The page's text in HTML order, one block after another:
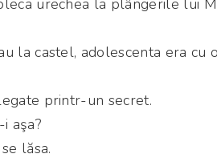
urechea la plângerile lui
la castel, adolescenta era cu
printr-un secret.
aşa?
lăsa.